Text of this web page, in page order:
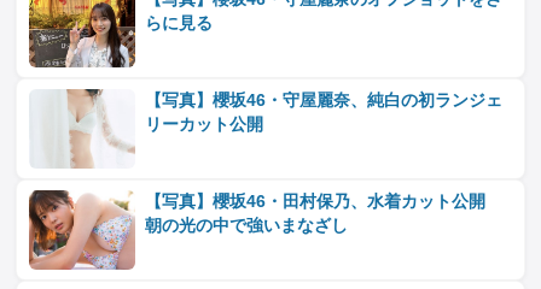
らに見る
【写真】櫻坂46・守屋麗奈、純白の初ランジェ
リーカット公開
【写真】櫻坂46・田村保乃、水着カット公開
朝の光の中で強いまなざし